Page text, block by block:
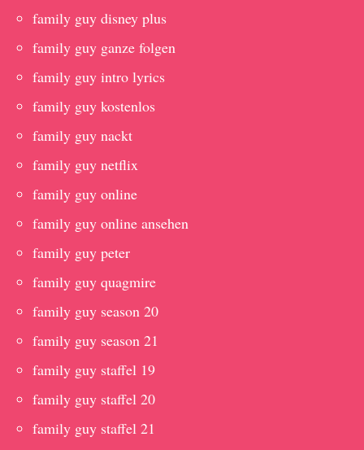
family guy disney plus
family guy ganze folgen
family guy intro lyrics
family guy kostenlos
family guy nackt
family guy netflix
family guy online
family guy online ansehen
family guy peter
family guy quagmire
family guy season 20
family guy season 21
family guy staffel 19
family guy staffel 20
family guy staffel 21